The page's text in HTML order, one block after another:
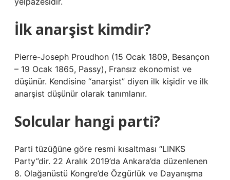
İlk anarşist kimdir?
Pierre-Joseph Proudhon (15 Ocak 1809, Besançon
– 19 Ocak 1865, Passy), Fransız ekonomist ve
düşünür. Kendisine “anarşist” diyen ilk kişidir ve ilk
anarşist düşünür olarak tanımlanır.
Solcular hangi parti?
Parti tüzüğüne göre resmi kısaltması “LINKS
Party”dir. 22 Aralık 2019’da Ankara’da düzenlenen
8. Olağanüstü Kongre’de Özgürlük ve Dayanışma